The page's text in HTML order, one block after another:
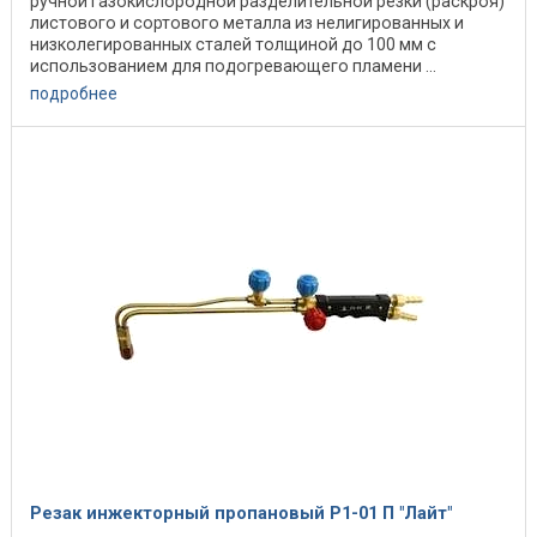
листового и сортового металла из нелигированных и
низколегированных сталей толщиной до 100 мм с
использованием для подогревающего пламени ...
подробнее
Резак инжекторный пропановый Р1-01 П "Лайт"